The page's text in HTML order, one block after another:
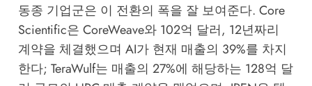
동종 기업군은 이 전환의 폭을 잘 보여준다. Core
Scientific은 CoreWeave와 102억 달러, 12년짜리
계약을 체결했으며 AI가 현재 매출의 39%를 차지
한다; TeraWulf는 매출의 27%에 해당하는 128억 달